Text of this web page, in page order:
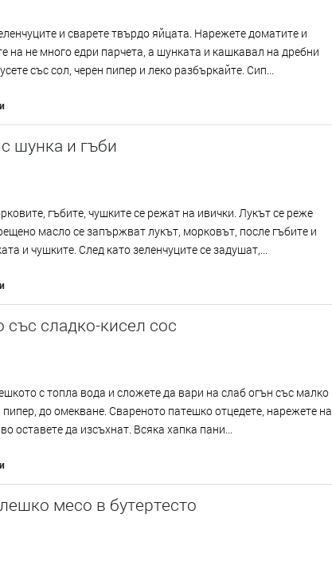
и сварете твърдо яйцата. Нарежете доматите и
на не много едри парчета, а шунката и кашкавал на дребни
със сол, черен пипер и леко разбъркайте. Сип...
шунка и гъби
гъбите, чушките се режат на ивички. Лукът се реже
масло се запържват лукът, морковът, после гъбите и
и чушките. След като зеленчуците се задушат,...
със сладко-кисел сос
с топла вода и сложете да вари на слаб огън със малко
пипер, до омекване. Свареното патешко отцедете, нарежете на
оставете да изсъхнат. Всяка хапка пани...
месо в бутертесто